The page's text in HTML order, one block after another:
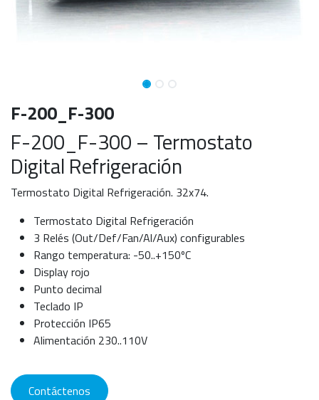
F-200_F-300
F-200_F-300 – Termostato
Digital Refrigeración
Termostato Digital Refrigeración. 32x74.
Termostato Digital Refrigeración
3 Relés (Out/Def/Fan/Al/Aux) configurables
Rango temperatura: -50..+150ºC
Display rojo
Punto decimal
Teclado IP
Protección IP65
Alimentación 230..110V
Contáctenos